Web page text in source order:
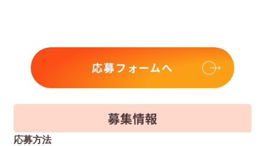
応募フォームへ
募集情報
応募方法